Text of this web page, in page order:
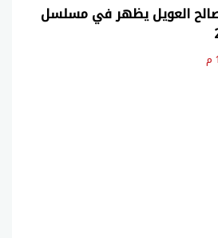
صالح العويل يظهر في مسلسل